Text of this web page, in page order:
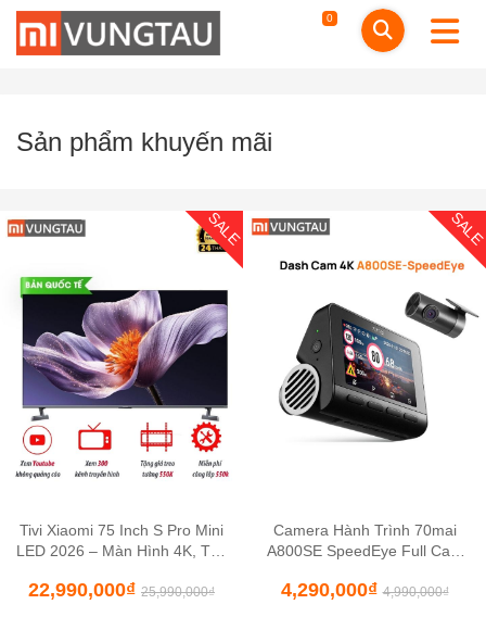
0
Sản phẩm khuyến mãi
SALE
Tivi Xiaomi 75 Inch S Pro Mini
LED 2026 – Màn Hình 4K, Tần
22,990,000₫ 25,990,000₫
SALE
Camera Hành Trình 70mai
A800SE SpeedEye Full Cam
4,290,000₫ 4,990,000₫